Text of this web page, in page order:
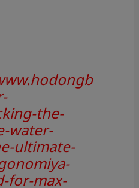
the-
water-
ultimate-
for-max-